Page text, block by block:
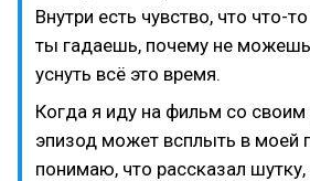
Внутри есть чувство, что что-
ты гадаешь, почему не
уснуть всё это время.
Когда я иду на фильм со своим
эпизод может всплыть в моей
понимаю, что рассказал